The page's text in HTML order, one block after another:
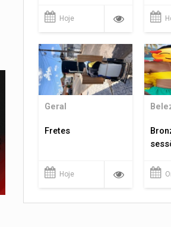
Hoje
Geral
Fretes
Hoje